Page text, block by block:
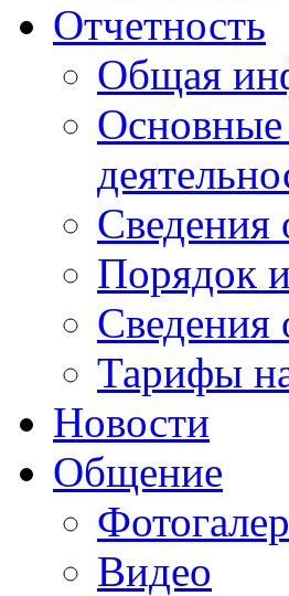
Отчетность
Общая
Основные
Сведения
Порядок
Сведения
Тарифы
Новости
Общение
Видео